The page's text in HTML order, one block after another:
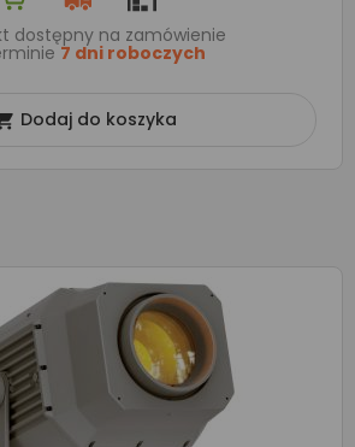
dostępny na zamówienie
7 dni roboczych
Dodaj do koszyka